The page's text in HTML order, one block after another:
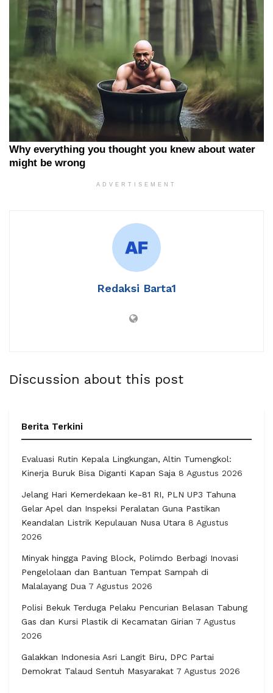
ADVERTISEMENT
Redaksi Barta1
Discussion about this post
Berita Terkini
Evaluasi Rutin Kepala Lingkungan, Altin Tumengkol:
Kinerja Buruk Bisa Diganti Kapan Saja 8 Agustus 2026
Jelang Hari Kemerdekaan ke-81 RI, PLN UP3 Tahuna
Gelar Apel dan Inspeksi Peralatan Guna Pastikan
Keandalan Listrik Kepulauan Nusa Utara 8 Agustus
2026
Minyak hingga Paving Block, Polimdo Berbagi Inovasi
Pengelolaan dan Bantuan Tempat Sampah di
Malalayang Dua 7 Agustus 2026
Polisi Bekuk Terduga Pelaku Pencurian Belasan Tabung
Gas dan Kursi Plastik di Kecamatan Girian 7 Agustus
2026
Galakkan Indonesia Asri Langit Biru, DPC Partai
Demokrat Talaud Sentuh Masyarakat 7 Agustus 2026